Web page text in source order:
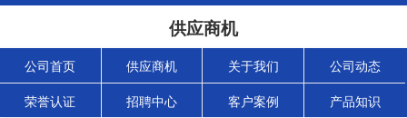
供应商机
公司首页 供应商机 关于我们 公司动态
荣誉认证 招聘中心 客户案例 产品知识